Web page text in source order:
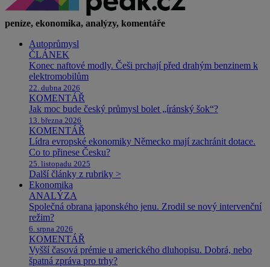
peníze, ekonomika, analýzy, komentáře
Autoprůmysl
ČLÁNEK
Konec naftové modly. Češi prchají před drahým benzinem k
elektromobilům
22. dubna 2026
KOMENTÁŘ
Jak moc bude český průmysl bolet „íránský šok“?
13. března 2026
KOMENTÁŘ
Lídra evropské ekonomiky Německo mají zachránit dotace.
Co to přinese Česku?
25. listopadu 2025
Další články z rubriky >
Ekonomika
ANALÝZA
Společná obrana japonského jenu. Zrodil se nový intervenční
režim?
6. srpna 2026
KOMENTÁŘ
Vyšší časová prémie u amerického dluhopisu. Dobrá, nebo
špatná zpráva pro trhy?